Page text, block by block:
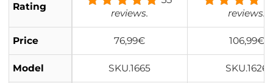
estendig Nano Xcel S
erie
Rating
reviews.
reviews.
Price 76,99€ 106,99€
Model SKU.1665 SKU.1626